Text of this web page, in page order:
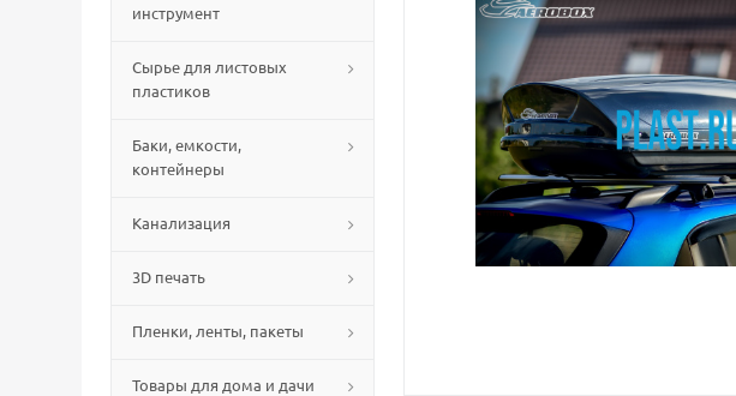
инструмент
Сырье для листовых
пластиков
Баки, емкости,
контейнеры
Канализация
3D печать
Пленки, ленты, пакеты
Товары для дома и дачи